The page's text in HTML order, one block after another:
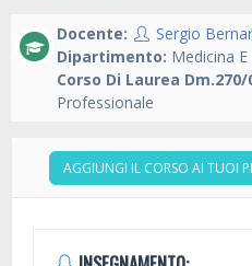
Docente:
Sergio
Dipartimento: Medicina
Corso Di Laurea Dm.270/
Professionale
AGGIUNGI IL CORSO AI TUOI